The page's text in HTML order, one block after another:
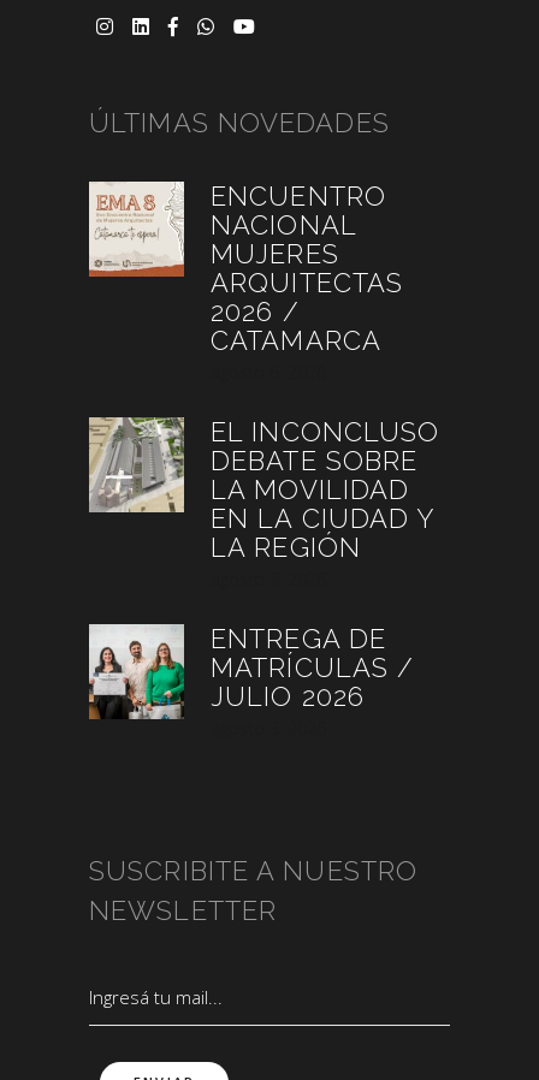
ÚLTIMAS NOVEDADES
ENCUENTRO
NACIONAL
MUJERES
ARQUITECTAS
2026 /
CATAMARCA
EL INCONCLUSO
DEBATE SOBRE
LA MOVILIDAD
EN LA CIUDAD Y
LA REGIÓN
ENTREGA DE
MATRÍCULAS /
JULIO 2026
SUSCRIBITE A NUESTRO
NEWSLETTER